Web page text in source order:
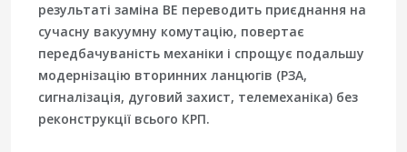
результаті заміна ВЕ переводить приєднання на
сучасну вакуумну комутацію, повертає
передбачуваність механіки і спрощує подальшу
модернізацію вторинних ланцюгів (РЗА,
сигналізація, дуговий захист, телемеханіка) без
реконструкції всього КРП.